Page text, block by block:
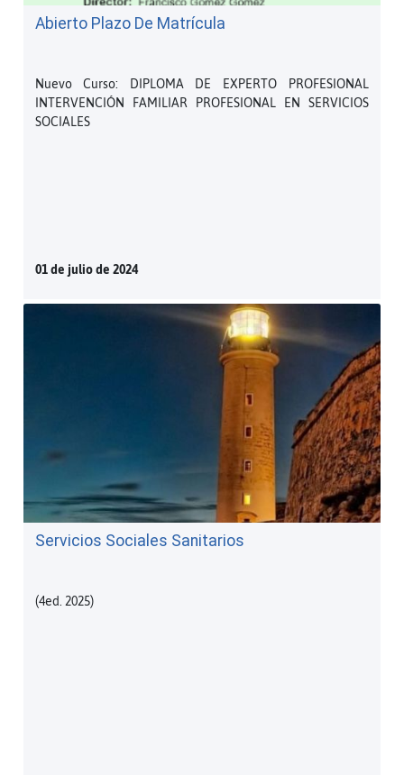
Abierto Plazo De Matrícula
Nuevo Curso: DIPLOMA DE EXPERTO PROFESIONAL
INTERVENCIÓN FAMILIAR PROFESIONAL EN SERVICIOS
SOCIALES
01 de julio de 2024
Servicios Sociales Sanitarios
(4ed. 2025)